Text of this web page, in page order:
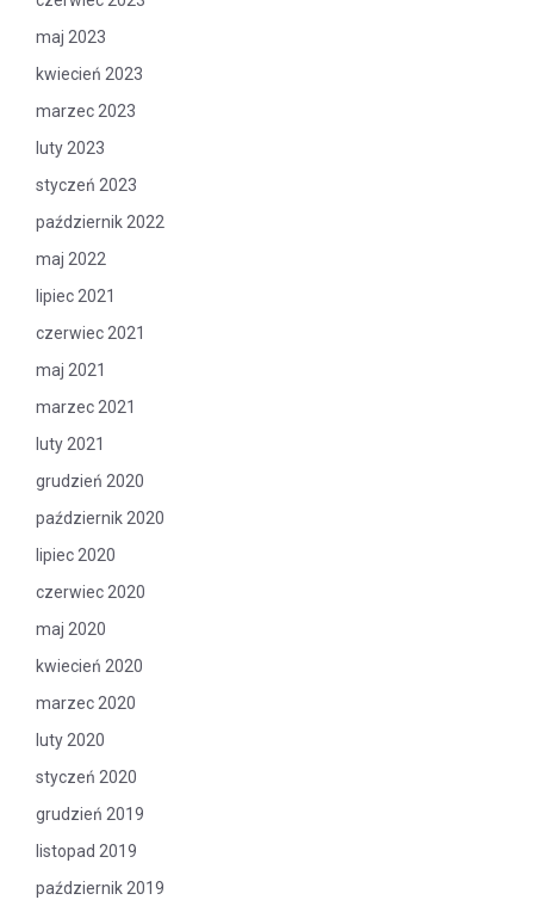
maj 2023
kwiecień 2023
marzec 2023
luty 2023
styczeń 2023
październik 2022
maj 2022
lipiec 2021
czerwiec 2021
maj 2021
marzec 2021
luty 2021
grudzień 2020
październik 2020
lipiec 2020
czerwiec 2020
maj 2020
kwiecień 2020
marzec 2020
luty 2020
styczeń 2020
grudzień 2019
listopad 2019
październik 2019